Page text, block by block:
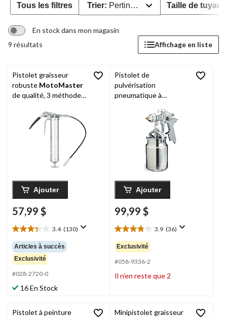
Tous les filtres Trier: Pertinence Taille de tuyau
En stock dans mon magasin
9 résultats
Affichage en liste
Pistolet graisseur
robuste MotoMaster
de qualité, 3 méthodes
7 000 lb/po2
Ajouter
57,99 $
3.4 (130)
3.4
étoile(s)
sur
5.
130
Articles à succès
Exclusivité
#028-2720-0
16 En Stock
Pistolet de
pulvérisation
pneumatique à
Mastercraftpour
l'industrie et
l'artisanat, 1,4 mm
Ajouter
99,99 $
3.9 (36)
3.9
étoile(s)
sur
5.
36
évaluations
Exclusivité
#058-9336-2
Il n’en reste que 2
Pistolet à peinture
Minipistolet graisseur